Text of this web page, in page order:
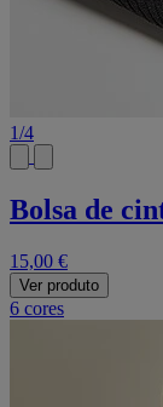
1/4
Bolsa de
15,00 €
Ver produto
6 cores